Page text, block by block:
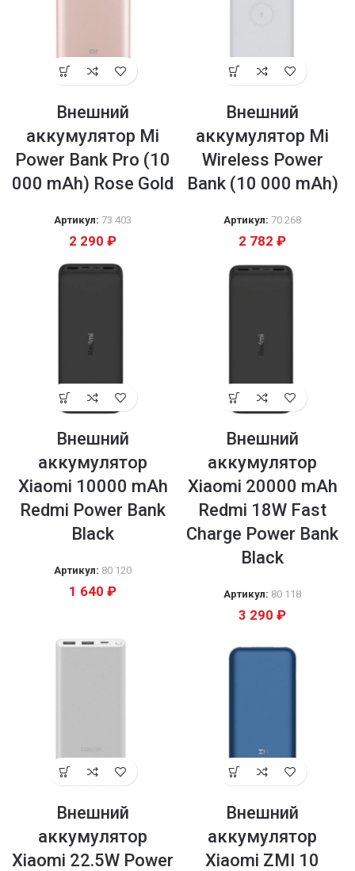
Внешний
аккумулятор Mi
Power Bank Pro (10
000 mAh) Rose Gold
Артикул: 73 403
2 290 ₽
Внешний
аккумулятор Mi
Wireless Power
Bank (10 000 mAh)
Артикул: 70 268
2 782 ₽
Внешний
аккумулятор
Xiaomi 10000 mAh
Redmi Power Bank
Black
Артикул: 80 120
1 640 ₽
Внешний
аккумулятор
Xiaomi 20000 mAh
Redmi 18W Fast
Charge Power Bank
Black
Артикул: 80 118
3 290 ₽
Внешний
аккумулятор
Xiaomi 22.5W Power
Внешний
аккумулятор
Xiaomi ZMI 10